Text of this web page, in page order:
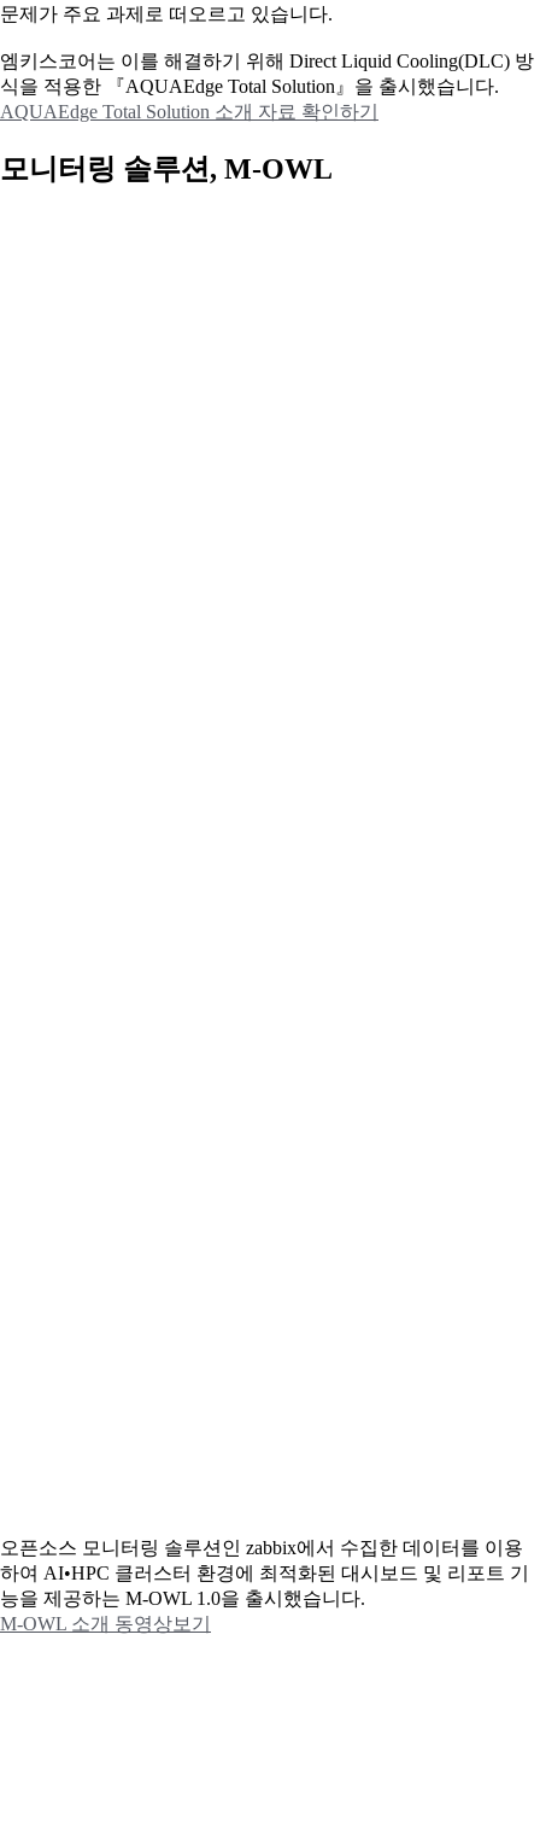
문제가 주요 과제로 떠오르고 있습니다.
엠키스코어는 이를 해결하기 위해 Direct Liquid Cooling(DLC) 방
식을 적용한 『AQUAEdge Total Solution』을 출시했습니다.
AQUAEdge Total Solution 소개 자료 확인하기
모니터링 솔루션, M-OWL
오픈소스 모니터링 솔루션인 zabbix에서 수집한 데이터를 이용
하여 AI•HPC 클러스터 환경에 최적화된 대시보드 및 리포트 기
능을 제공하는 M-OWL 1.0을 출시했습니다.
M-OWL 소개 동영상보기